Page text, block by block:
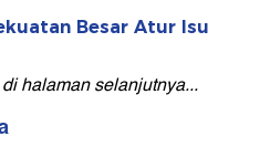
Besar Atur Isu
halaman selanjutnya...